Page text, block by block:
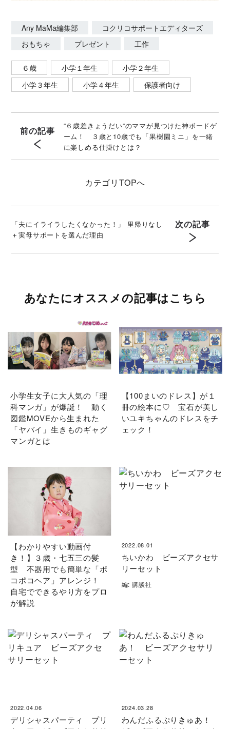
Any MaMa編集部
コクリコサポートエディターズ
おもちゃ
プレゼント 工作
６歳 小学１年生
小学２年生
小学３年生
小学４年生 保護者向け
前の記事
“６歳差きょうだい“のママが見つけた神ボードゲ
ーム！ ３歳と10歳でも「果樹園ミニ」を一緒
に楽しめる仕掛けとは？
カテゴリ TOPへ
「夫にイライラしたくなかった！」 里帰りなし
＋実母サポートを選んだ理由
次の記事
あなたにオススメの記事はこちら
小学生女子に大人気の「理
科マンガ」が爆誕！ 動く
図鑑MOVEから生まれた
「ヤバイ」生きものギャグ
マンガとは
【100まいのドレス】が１
冊の絵本に♡ 宝石が美し
いユキちゃんのドレスをチ
ェック！
【わかりやすい動画付
き！】３歳・七五三の髪
型 不器用でも簡単な「ポ
コポコヘア」アレンジ！
自宅でできるやり方をプロ
が解説
2022.08.01
ちいかわ ビーズアクセサ
リーセット
編: 講談社
2022.04.06
デリシャスパーティ プリ
2024.03.28
わんだふるぷりきゅあ！